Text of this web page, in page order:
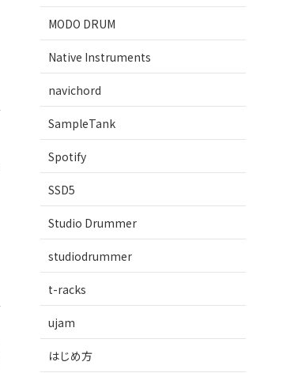
MODO DRUM
Native Instruments
navichord
SampleTank
Spotify
SSD5
Studio Drummer
studiodrummer
t-racks
ujam
はじめ方